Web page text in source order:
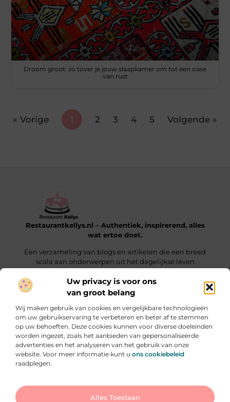
Uw privacy is voor ons
van groot belang
Wij maken gebruik van cookies en vergelijkbare technologieën
om uw gebruikservaring te verbeteren en beter af te stemmen
op uw behoeften. Deze cookies kunnen voor diverse doeleinden
worden ingezet, zoals het aanbieden van gepersonaliseerde
advertenties en het analyseren van het gebruik van onze
website. Voor meer informatie kunt u ons cookiebeleid
raadplegen.
Alles Toestaan Ga Naar
Droom groot: zo tover je jouw slaapkamer om tot een oase
van rust
« Vorige 1 2 3 4 5 Volgende »
Restaurantkellys.nl – Authentiek, inspirerend, alles
wat ertoe doet.
Een verzameling van blogs en artikelen die een breed
scala aan onderwerpen uit het dagelijkse leven
Onze informatie
Bericht categorie